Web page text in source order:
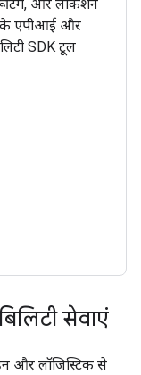
रूटिंग, और लोकेशन
के एपीआई और
SDK टूल
सेवाएं
और लॉजिस्टिक से